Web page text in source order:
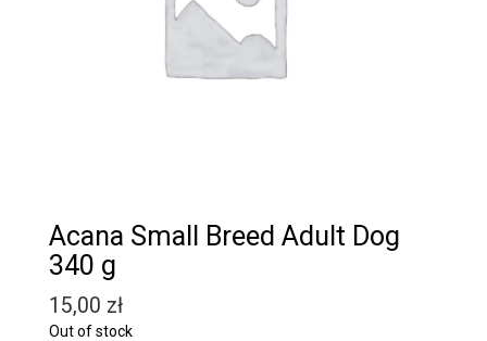
Acana Small Breed Adult Dog
340 g
15,00 zł
Out of stock